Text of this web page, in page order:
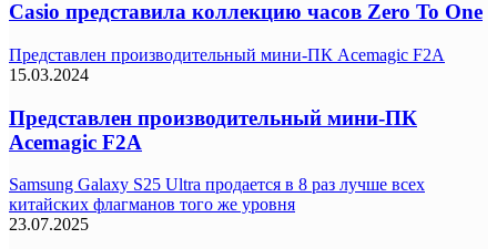
Casio представила коллекцию часов Zero To One
Представлен производительный мини-ПК Acemagic F2A
15.03.2024
Представлен производительный мини-ПК
Acemagic F2A
Samsung Galaxy S25 Ultra продается в 8 раз лучше всех
китайских флагманов того же уровня
23.07.2025